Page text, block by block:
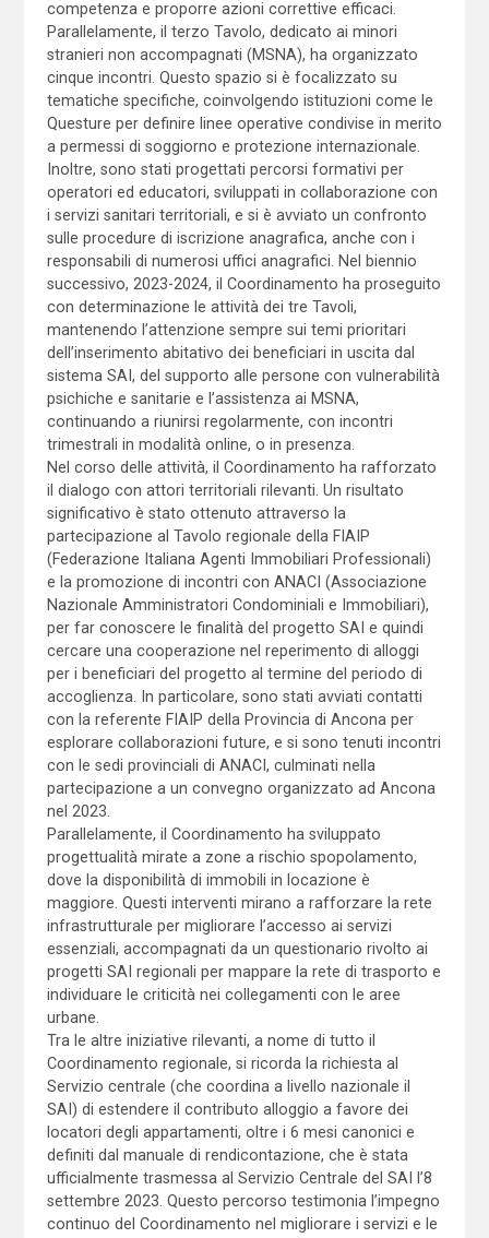
competenza e proporre azioni correttive efficaci.
Parallelamente, il terzo Tavolo, dedicato ai minori
stranieri non accompagnati (MSNA), ha organizzato
cinque incontri. Questo spazio si è focalizzato su
tematiche specifiche, coinvolgendo istituzioni come le
Questure per definire linee operative condivise in merito
a permessi di soggiorno e protezione internazionale.
Inoltre, sono stati progettati percorsi formativi per
operatori ed educatori, sviluppati in collaborazione con
i servizi sanitari territoriali, e si è avviato un confronto
sulle procedure di iscrizione anagrafica, anche con i
responsabili di numerosi uffici anagrafici. Nel biennio
successivo, 2023-2024, il Coordinamento ha proseguito
con determinazione le attività dei tre Tavoli,
mantenendo l’attenzione sempre sui temi prioritari
dell’inserimento abitativo dei beneficiari in uscita dal
sistema SAI, del supporto alle persone con vulnerabilità
psichiche e sanitarie e l’assistenza ai MSNA,
continuando a riunirsi regolarmente, con incontri
trimestrali in modalità online, o in presenza.
Nel corso delle attività, il Coordinamento ha rafforzato
il dialogo con attori territoriali rilevanti. Un risultato
significativo è stato ottenuto attraverso la
partecipazione al Tavolo regionale della FIAIP
(Federazione Italiana Agenti Immobiliari Professionali)
e la promozione di incontri con ANACI (Associazione
Nazionale Amministratori Condominiali e Immobiliari),
per far conoscere le finalità del progetto SAI e quindi
cercare una cooperazione nel reperimento di alloggi
per i beneficiari del progetto al termine del periodo di
accoglienza. In particolare, sono stati avviati contatti
con la referente FIAIP della Provincia di Ancona per
esplorare collaborazioni future, e si sono tenuti incontri
con le sedi provinciali di ANACI, culminati nella
partecipazione a un convegno organizzato ad Ancona
nel 2023.
Parallelamente, il Coordinamento ha sviluppato
progettualità mirate a zone a rischio spopolamento,
dove la disponibilità di immobili in locazione è
maggiore. Questi interventi mirano a rafforzare la rete
infrastrutturale per migliorare l’accesso ai servizi
essenziali, accompagnati da un questionario rivolto ai
progetti SAI regionali per mappare la rete di trasporto e
individuare le criticità nei collegamenti con le aree
urbane.
Tra le altre iniziative rilevanti, a nome di tutto il
Coordinamento regionale, si ricorda la richiesta al
Servizio centrale (che coordina a livello nazionale il
SAI) di estendere il contributo alloggio a favore dei
locatori degli appartamenti, oltre i 6 mesi canonici e
definiti dal manuale di rendicontazione, che è stata
ufficialmente trasmessa al Servizio Centrale del SAI l’8
settembre 2023. Questo percorso testimonia l’impegno
continuo del Coordinamento nel migliorare i servizi e le